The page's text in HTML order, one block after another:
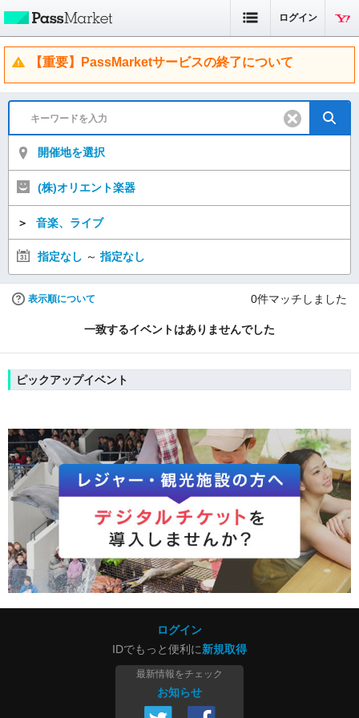
ログイン
【重要】PassMarketサービスの終了について
開催地を選択
(株)オリエント楽器
＞ 音楽、ライブ
指定なし ～ 指定なし
表示順について 0件マッチしました
一致するイベントはありませんでした
ピックアップイベント
ログイン
IDでもっと便利に新規取得
最新情報をチェック
お知らせ